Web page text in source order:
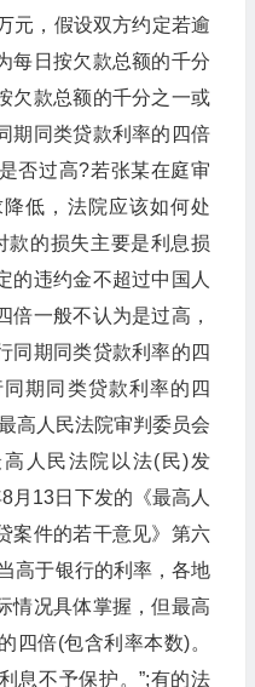
元，假设双方约定若逾
每日按欠款总额的千分
欠款总额的千分之一或
期同类贷款利率的四倍
否过高?若张某在庭审
低，法院应该如何处
款的损失主要是利息损
的违约金不超过中国人
倍一般不认为是过高，
同期同类贷款利率的四
期同类贷款利率的四
高人民法院审判委员会
人民法院以法(民)发
月13日下发的《最高人
案件的若干意见》第六
高于银行的利率，各地
情况具体掌握，但最高
四倍(包含利率本数)。
息不予保护。”;有的法